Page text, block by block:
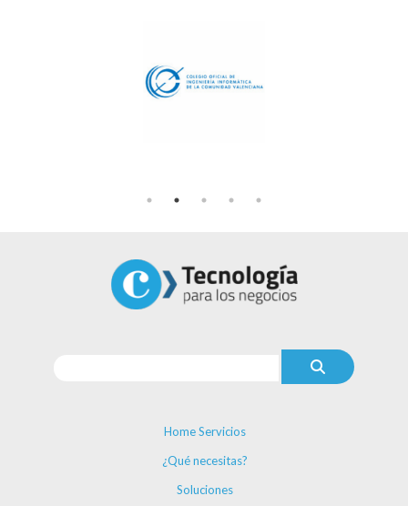
Home Servicios
¿Qué necesitas?
Soluciones